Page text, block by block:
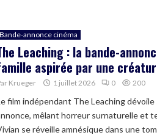
Bande-annonce cinéma
Leaching : la bande-
aspirée par une
Krueger 1 juillet 2026 0 200
film indépendant The Leaching dévoile
mêlant horreur surnaturelle et
se réveille amnésique dans une